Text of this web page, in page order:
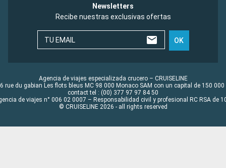
Newsletters
Recibe nuestras exclusivas ofertas
TU EMAIL OK
Agencia de viajes especializada crucero – CRUISELINE
rue du gabian Les flots bleus MC 98 000 Monaco SAM con un capital de 150 000
contact tel : (00) 377 97 97 84 50
de viajes n° 006 02 0007 – Responsabilidad civil y profesional RC RSA de
© CRUISELINE 2026 - all rights reserved